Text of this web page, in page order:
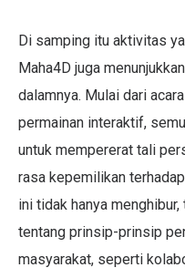
Di samping itu aktivitas
Maha4D juga
dalamnya. Mulai dari
permainan interaktif,
untuk mempererat tali
rasa kepemilikan
ini tidak hanya
tentang prinsip-prinsip
masyarakat, seperti